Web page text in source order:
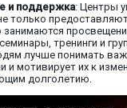
и поддержка: Центры
только предоставляют
занимаются
тренинги и
лучше понимать
и мотивирует их к
долголетию.